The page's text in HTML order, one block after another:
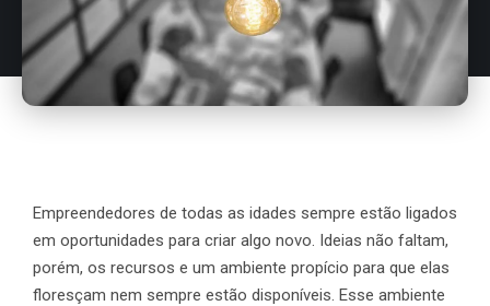
Empreendedores de todas as idades sempre estão ligados
em oportunidades para criar algo novo. Ideias não faltam,
porém, os recursos e um ambiente propício para que elas
floresçam nem sempre estão disponíveis. Esse ambiente